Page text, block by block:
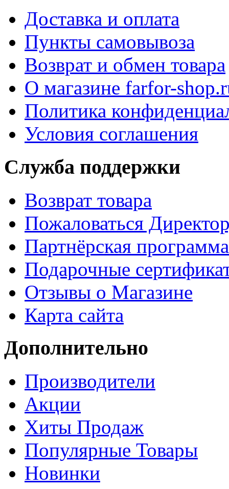
Доставка и оплата
Пункты самовывоза
Возврат и обмен товара
О магазине farfor-
Политика
Условия соглашения
Служба поддержки
Возврат товара
Пожаловаться
Партнёрская программа
Подарочные
Отзывы о Магазине
Карта сайта
Дополнительно
Производители
Акции
Хиты Продаж
Популярные Товары
Новинки